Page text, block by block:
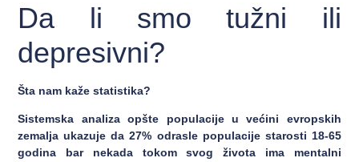
Da li smo tužni ili
depresivni?
Šta nam kaže statistika?
Sistemska analiza opšte populacije u većini evropskih
zemalja ukazuje da 27% odrasle populacije starosti 18-65
godina bar nekada tokom svog života ima mentalni